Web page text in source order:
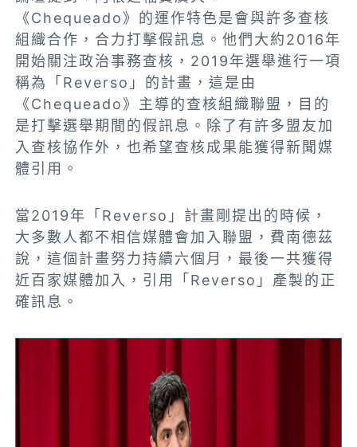
《Chequeado》的運作特色是會與許多查核
組織合作，合力打擊假訊息。他們大約2016年
開始關注政治事務查核，2019年選舉進行一項
稱為「Reverso」的計畫，這是由
《Chequeado》主導的查核組織聯盟，目的
是打擊選舉期間的假訊息。除了有許多盟友加
入查核協作外，也希望查核成果能獲得新聞媒
體引用。
當2019年「Reverso」計畫剛提出的時候，
大多數人都不相信媒體會加入聯盟，費南德茲
說，這個計畫努力持續六個月，最後一共獲得
近百家媒體加入，引用「Reverso」產製的正
確訊息。